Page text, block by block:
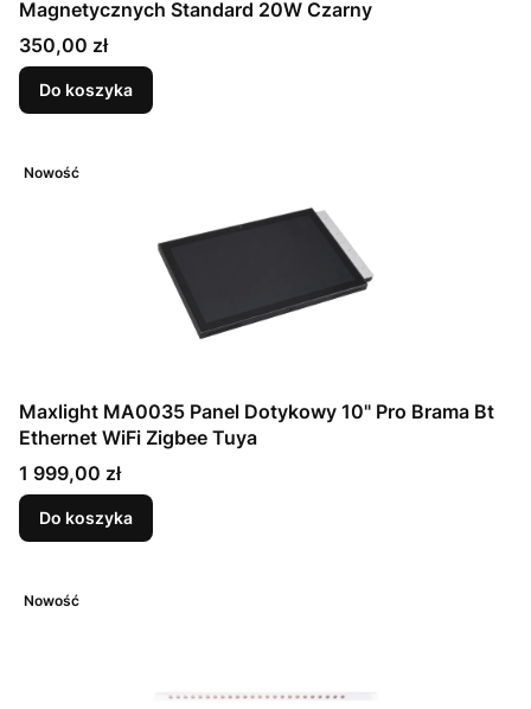
Magnetycznych Standard 20W Czarny
Cena
350,00 zł
Do koszyka
Nowość
Maxlight MA0035 Panel Dotykowy 10" Pro Brama Bt
Ethernet WiFi Zigbee Tuya
Cena
1 999,00 zł
Do koszyka
Nowość